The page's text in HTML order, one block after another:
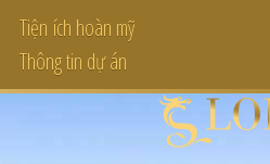
Tiện ích hoàn mỹ
Thông tin dự án